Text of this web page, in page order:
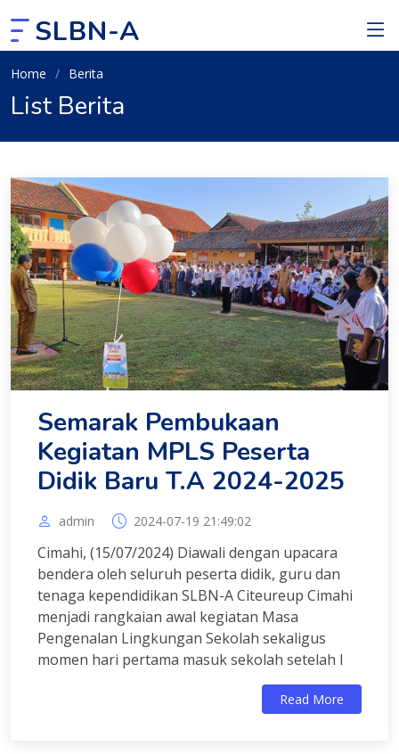
SLBN-A
Home Berita
List Berita
Semarak Pembukaan
Kegiatan MPLS Peserta
Didik Baru T.A 2024-2025
admin 2024-07-19 21:49:02
Cimahi, (15/07/2024) Diawali dengan upacara
bendera oleh seluruh peserta didik, guru dan
tenaga kependidikan SLBN-A Citeureup Cimahi
menjadi rangkaian awal kegiatan Masa
Pengenalan Lingkungan Sekolah sekaligus
momen hari pertama masuk sekolah setelah l
Read More